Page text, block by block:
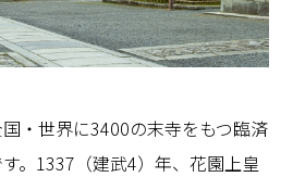
・世界に3400の末寺をもつ臨済
。1337（建武4）年、花園上皇